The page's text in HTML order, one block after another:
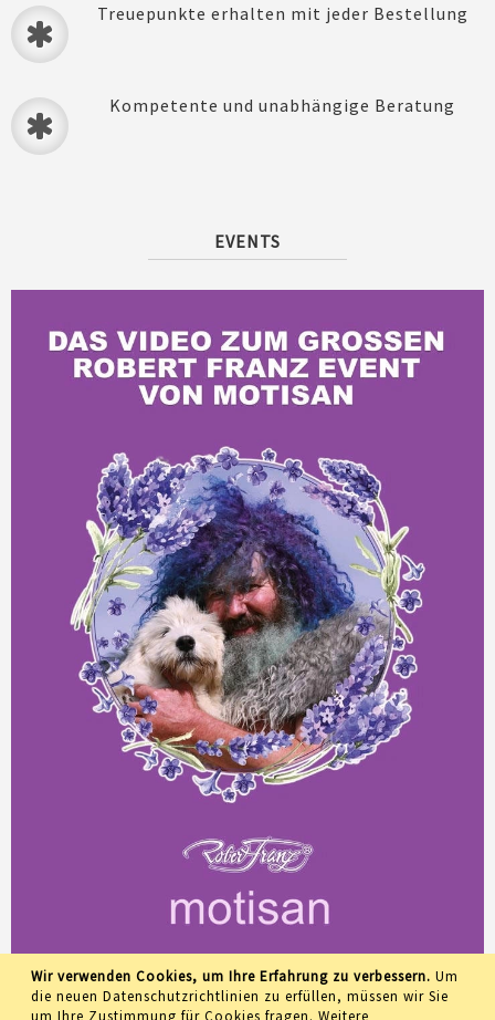
Wir verwenden Cookies, um Ihre Erfahrung zu verbessern. Um
die neuen Datenschutzrichtlinien zu erfüllen, müssen wir Sie
um Ihre Zustimmung für Cookies fragen. Weitere
Treuepunkte erhalten mit jeder Bestellung
Kompetente und unabhängige Beratung
EVENTS